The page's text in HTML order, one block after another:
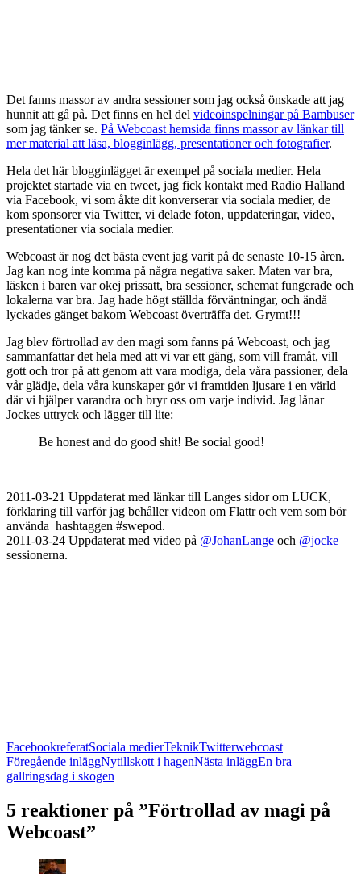
Det fanns massor av andra sessioner som jag också önskade att jag
hunnit att gå på. Det finns en hel del videoinspelningar på Bambuser
som jag tänker se. På Webcoast hemsida finns massor av länkar till
mer material att läsa, blogginlägg, presentationer och fotografier.
Hela det här blogginlägget är exempel på sociala medier. Hela
projektet startade via en tweet, jag fick kontakt med Radio Halland
via Facebook, vi som åkte dit konverserar via sociala medier, de
kom sponsorer via Twitter, vi delade foton, uppdateringar, video,
presentationer via sociala medier.
Webcoast är nog det bästa event jag varit på de senaste 10-15 åren.
Jag kan nog inte komma på några negativa saker. Maten var bra,
läsken i baren var okej prissatt, bra sessioner, schemat fungerade och
lokalerna var bra. Jag hade högt ställda förväntningar, och ändå
lyckades gänget bakom Webcoast överträffa det. Grymt!!!
Jag blev förtrollad av den magi som fanns på Webcoast, och jag
sammanfattar det hela med att vi var ett gäng, som vill framåt, vill
gott och tror på att genom att vara modiga, dela våra passioner, dela
vår glädje, dela våra kunskaper gör vi framtiden ljusare i en värld
där vi hjälper varandra och bryr oss om varje individ. Jag lånar
Jockes uttryck och lägger till lite:
Be honest and do good shit! Be social good!
2011-03-21 Uppdaterat med länkar till Langes sidor om LUCK,
förklaring till varför jag behåller videon om Flattr och vem som bör
använda hashtaggen #swepod.
2011-03-24 Uppdaterat med video på @JohanLange och @jocke
sessionerna.
FacebookreferatSociala medierTeknikTwitterwebcoast
Inläggsnavigering
Föregående inläggNytillskott i hagenNästa inläggEn bra
gallringsdag i skogen
5 reaktioner på ”Förtrollad av magi på
Webcoast”